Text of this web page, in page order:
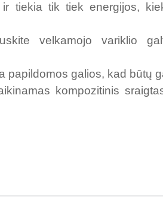
tiekia tik tiek energijos,
velkamojo variklio
papildomos galios, kad būtų
kompozitinis